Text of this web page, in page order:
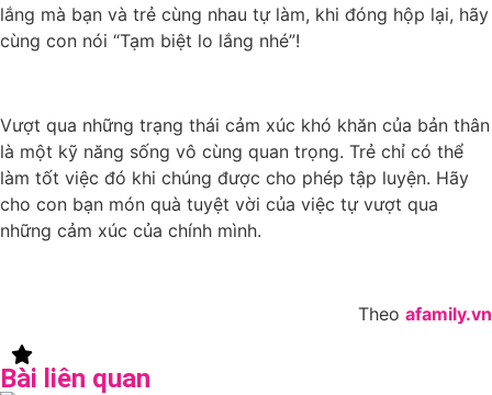
lắng mà bạn và trẻ cùng nhau tự làm, khi đóng hộp lại, hãy
cùng con nói “Tạm biệt lo lắng nhé”!
Vượt qua những trạng thái cảm xúc khó khăn của bản thân
là một kỹ năng sống vô cùng quan trọng. Trẻ chỉ có thể
làm tốt việc đó khi chúng được cho phép tập luyện. Hãy
cho con bạn món quà tuyệt vời của việc tự vượt qua
những cảm xúc của chính mình.
Theo afamily.vn
Bài liên quan